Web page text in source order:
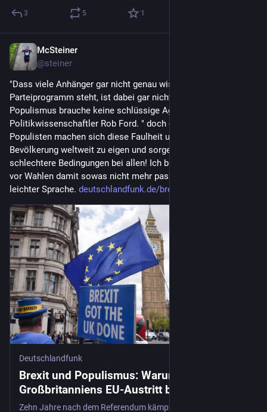
3 5 1
McSteiner
@steiner
"Dass viele Anhänger gar nicht genau wissen, was im
Parteiprogramm steht, ist dabei gar nicht so wichtig.
Populismus brauche keine schlüssige Agenda, so der
Politikwissenschaftler Rob Ford. " doch das ist wichtig!
Populisten machen sich diese Faulheit und Dummheit der
Bevölkerung weltweit zu eigen und sorgen damit für
schlechtere Bedingungen bei allen! Ich bin für Wissenstests
vor Wahlen damit sowas nicht mehr passiert! Gerne auch in
leichter Sprache. deutschlandfunk.de/brexit-folg
Deutschlandfunk
Brexit und Populismus: Warum
Großbritanniens EU-Austritt bis heute
nachwirkt